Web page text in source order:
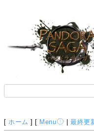
[ ホーム ] [ Menu |最終更